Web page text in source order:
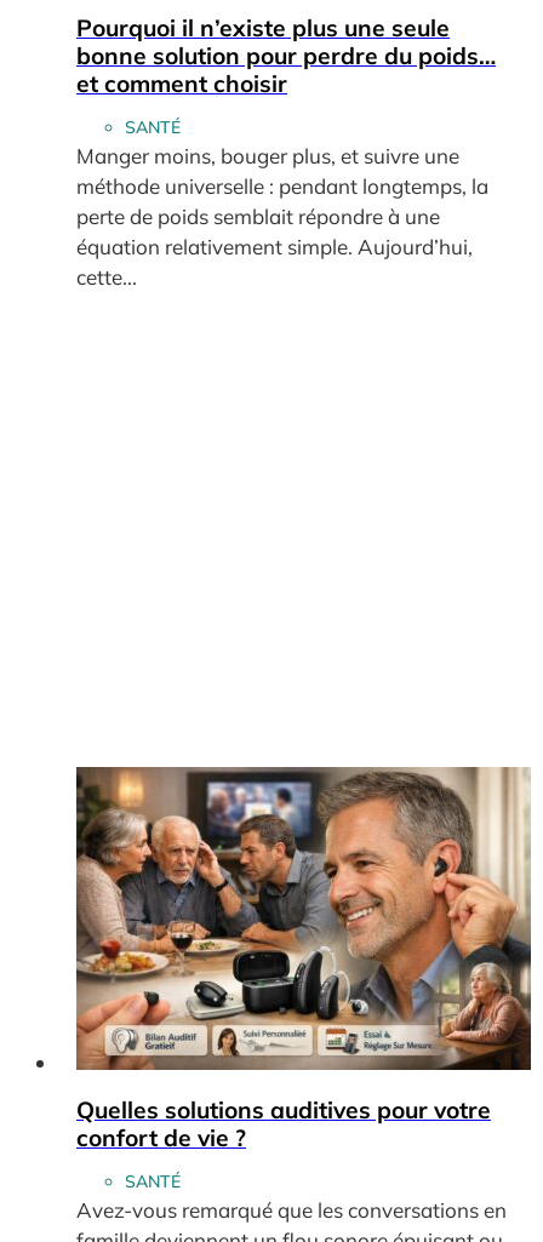
Pourquoi il n’existe plus une seule
bonne solution pour perdre du poids…
et comment choisir
SANTÉ
Manger moins, bouger plus, et suivre une
méthode universelle : pendant longtemps, la
perte de poids semblait répondre à une
équation relativement simple. Aujourd’hui,
cette...
Quelles solutions auditives pour votre
confort de vie ?
SANTÉ
Avez-vous remarqué que les conversations en